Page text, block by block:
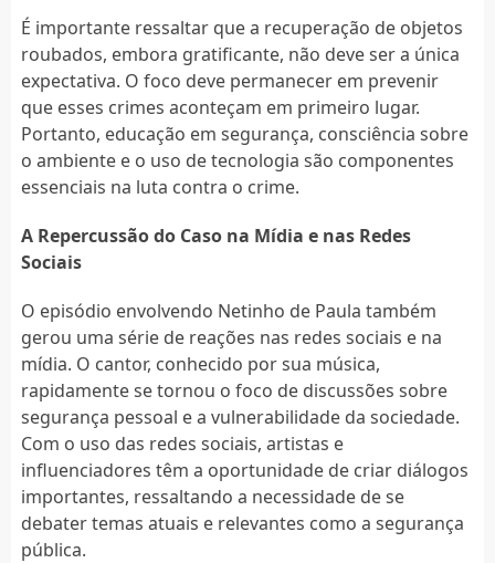
É importante ressaltar que a recuperação de objetos
roubados, embora gratificante, não deve ser a única
expectativa. O foco deve permanecer em prevenir
que esses crimes aconteçam em primeiro lugar.
Portanto, educação em segurança, consciência sobre
o ambiente e o uso de tecnologia são componentes
essenciais na luta contra o crime.
A Repercussão do Caso na Mídia e nas Redes
Sociais
O episódio envolvendo Netinho de Paula também
gerou uma série de reações nas redes sociais e na
mídia. O cantor, conhecido por sua música,
rapidamente se tornou o foco de discussões sobre
segurança pessoal e a vulnerabilidade da sociedade.
Com o uso das redes sociais, artistas e
influenciadores têm a oportunidade de criar diálogos
importantes, ressaltando a necessidade de se
debater temas atuais e relevantes como a segurança
pública.